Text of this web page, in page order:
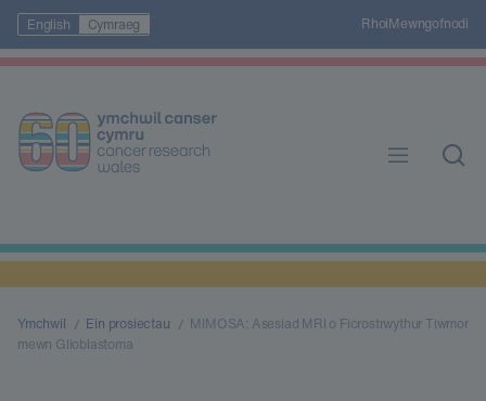
English Cymraeg RhoiMewngofnodi
Ymchwil Ein prosiectau
MIMOSA: Asesiad MRI o Ficrostrwythur Tiwmor
mewn Glioblastoma